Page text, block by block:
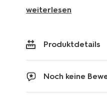
weiterlesen
Produktdetails
Noch keine